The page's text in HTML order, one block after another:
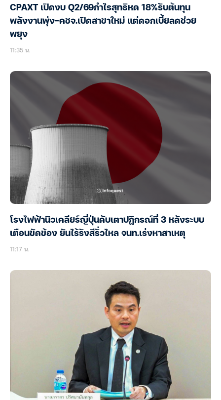
CPAXT เปิดงบ Q2/69กำไรสุทธิหด 18%รับต้นทุน
พลังงานพุ่ง-คชจ.เปิดสาขาใหม่ แต่ดอกเบี้ยลดช่วย
พยุง
11:35 น.
โรงไฟฟ้านิวเคลียร์ญี่ปุ่นดับเตาปฏิกรณ์ที่ 3 หลังระบบ
เตือนขัดข้อง ยันไร้รังสีรั่วไหล จนท.เร่งหาสาเหตุ
11:17 น.